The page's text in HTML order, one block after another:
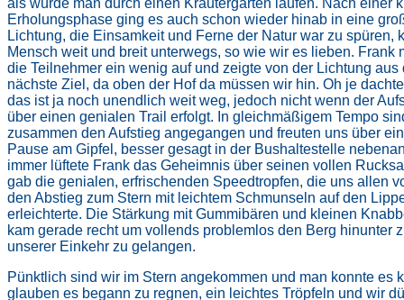
als würde man durch einen Kräutergarten laufen. Nach einer
Erholungsphase ging es auch schon wieder hinab in eine
Lichtung, die Einsamkeit und Ferne der Natur war zu spüren,
Mensch weit und breit unterwegs, so wie wir es lieben. Frank
die Teilnehmer ein wenig auf und zeigte von der Lichtung aus
nächste Ziel, da oben der Hof da müssen wir hin. Oh je
das ist ja noch unendlich weit weg, jedoch nicht wenn der
über einen genialen Trail erfolgt. In gleichmäßigem Tempo
zusammen den Aufstieg angegangen und freuten uns über
Pause am Gipfel, besser gesagt in der Bushaltestelle
immer lüftete Frank das Geheimnis über seinen vollen
gab die genialen, erfrischenden Speedtropfen, die uns allen
den Abstieg zum Stern mit leichtem Schmunseln auf den
erleichterte. Die Stärkung mit Gummibären und kleinen
kam gerade recht um vollends problemlos den Berg hinunter
unserer Einkehr zu gelangen.
Pünktlich sind wir im Stern angekommen und man konnte es
glauben es begann zu regnen, ein leichtes Tröpfeln und wir